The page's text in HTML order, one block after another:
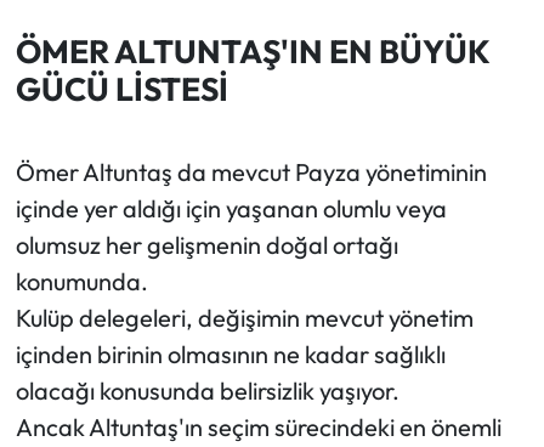
ÖMER ALTUNTAŞ'IN EN BÜYÜK
GÜCÜ LİSTESİ
Ömer Altuntaş da mevcut Payza yönetiminin
içinde yer aldığı için yaşanan olumlu veya
olumsuz her gelişmenin doğal ortağı
konumunda.
Kulüp delegeleri, değişimin mevcut yönetim
içinden birinin olmasının ne kadar sağlıklı
olacağı konusunda belirsizlik yaşıyor.
Ancak Altuntaş'ın seçim sürecindeki en önemli